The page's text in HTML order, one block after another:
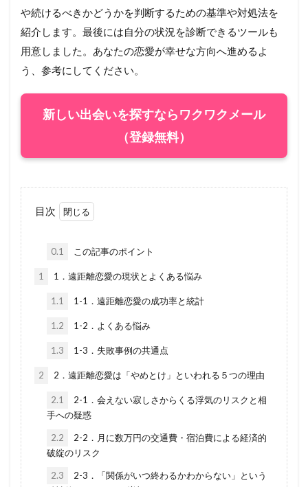
や続けるべきかどうかを判断するための基準や対処法を
紹介します。最後には自分の状況を診断できるツールも
用意しました。あなたの恋愛が幸せな方向へ進めるよ
う、参考にしてください。
新しい出会いを探すならワクワクメール
（登録無料）
目次
0.1 この記事のポイント
1 1．遠距離恋愛の現状とよくある悩み
1.1 1-1．遠距離恋愛の成功率と統計
1.2 1-2．よくある悩み
1.3 1-3．失敗事例の共通点
2 2．遠距離恋愛は「やめとけ」といわれる５つの理由
2.1
2-1．会えない寂しさからくる浮気のリスクと相
手への疑惑
2.2
2-2．月に数万円の交通費・宿泊費による経済的
破綻のリスク
2.3
2-3．「関係がいつ終わるかわからない」という